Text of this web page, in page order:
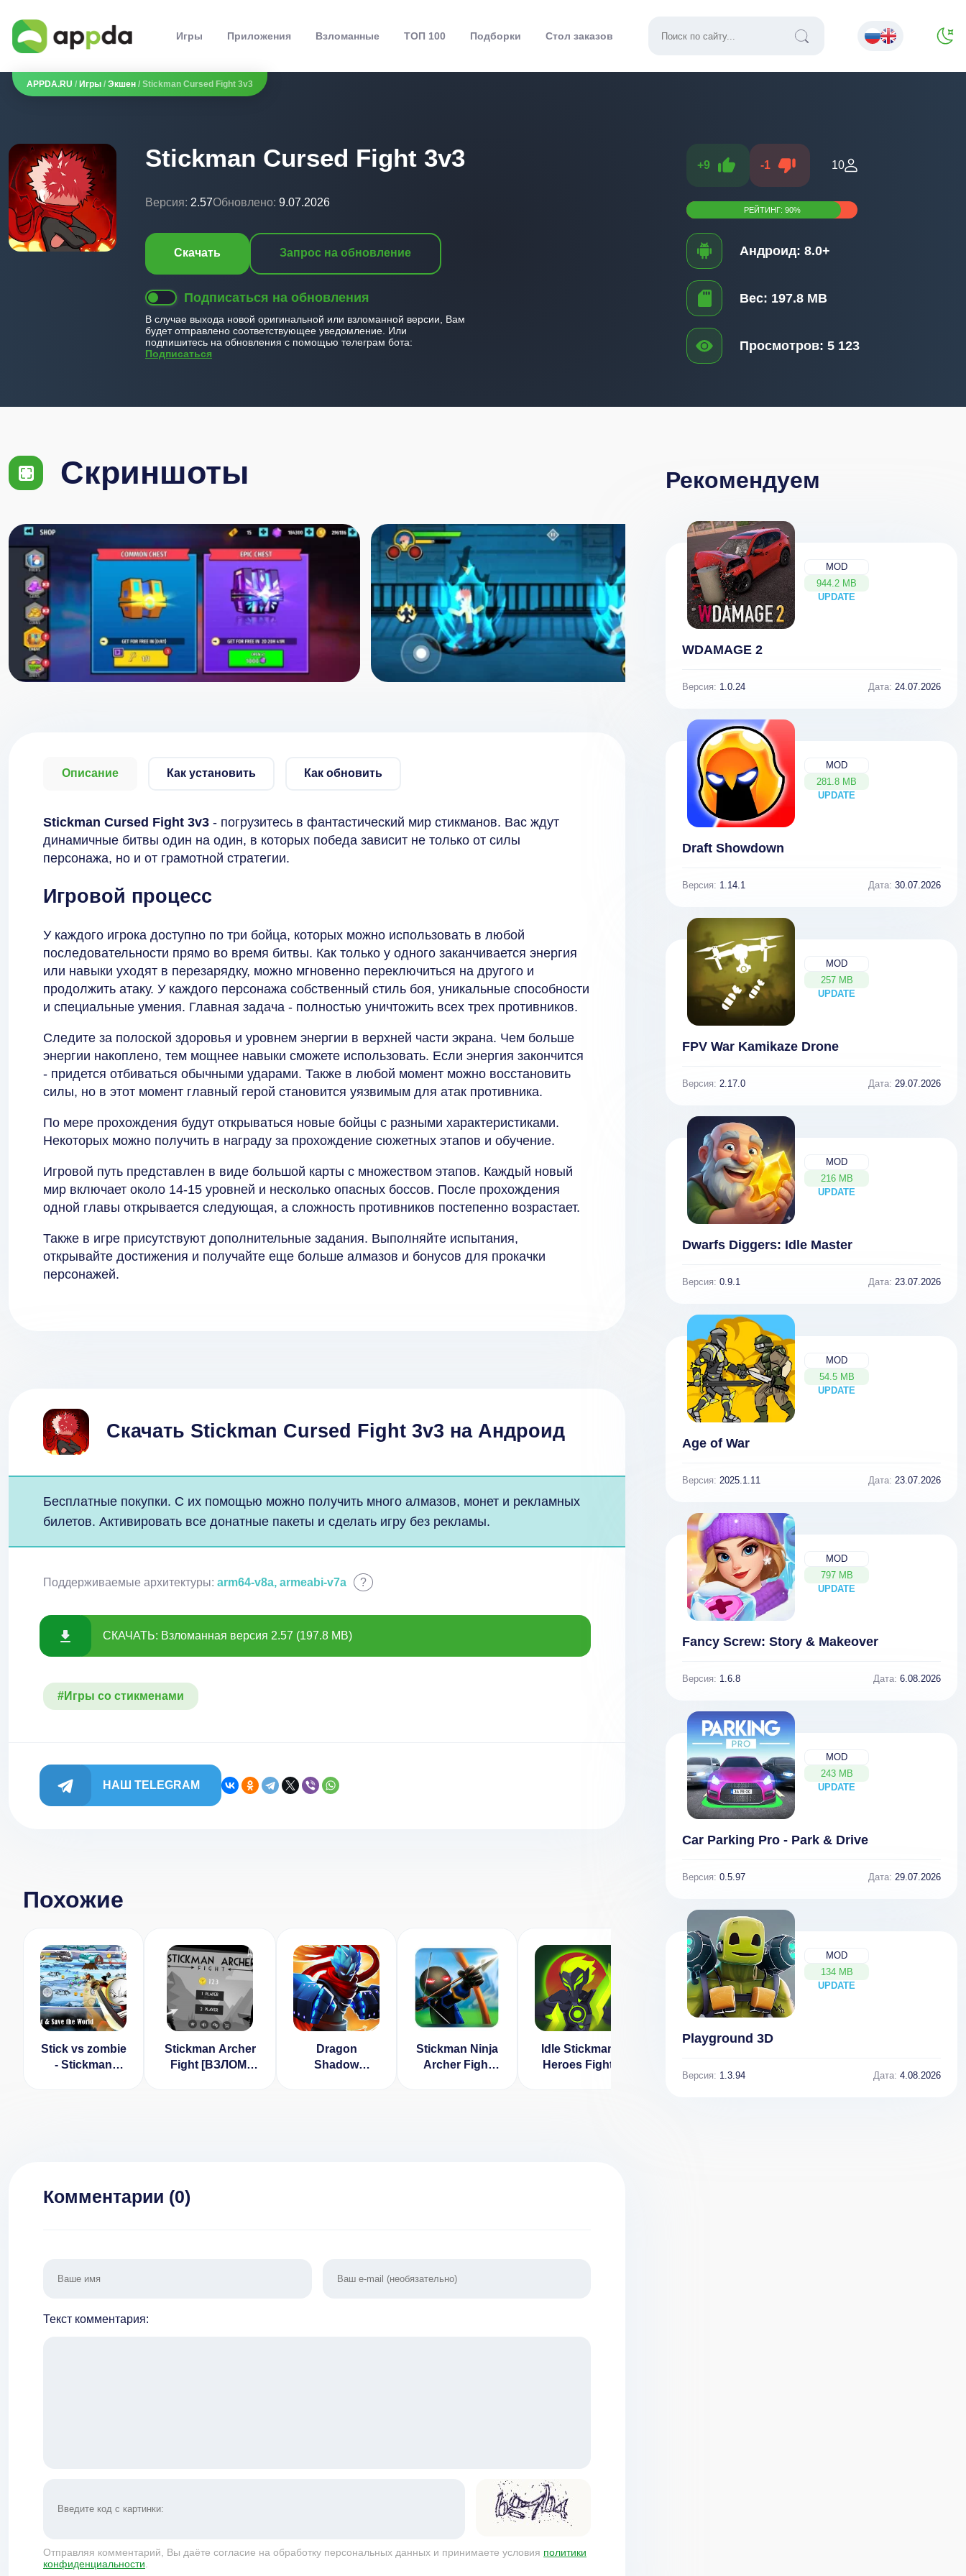
Игры Приложения Взломанные ТОП 100 Подборки Стол заказов
APPDA.RU / Игры / Экшен / Stickman Cursed Fight 3v3
Stickman Cursed Fight 3v3
Версия: 2.57Обновлено: 9.07.2026
Скачать Запрос на обновление
Подписаться на обновления
В случае выхода новой оригинальной или взломанной версии, Вам
будет отправлено соответствующее уведомление. Или
подпишитесь на обновления с помощью телеграм бота:
Подписаться
+9 -1 10
РЕЙТИНГ: 90%
Андроид: 8.0+
Вес: 197.8 MB
Просмотров: 5 123
Скриншоты
Описание Как установить Как обновить
Stickman Cursed Fight 3v3 - погрузитесь в фантастический мир стикманов. Вас ждут
динамичные битвы один на один, в которых победа зависит не только от силы
персонажа, но и от грамотной стратегии.
Игровой процесс
У каждого игрока доступно по три бойца, которых можно использовать в любой
последовательности прямо во время битвы. Как только у одного заканчивается энергия
или навыки уходят в перезарядку, можно мгновенно переключиться на другого и
продолжить атаку. У каждого персонажа собственный стиль боя, уникальные способности
и специальные умения. Главная задача - полностью уничтожить всех трех противников.
Следите за полоской здоровья и уровнем энергии в верхней части экрана. Чем больше
энергии накоплено, тем мощнее навыки сможете использовать. Если энергия закончится
- придется отбиваться обычными ударами. Также в любой момент можно восстановить
силы, но в этот момент главный герой становится уязвимым для атак противника.
По мере прохождения будут открываться новые бойцы с разными характеристиками.
Некоторых можно получить в награду за прохождение сюжетных этапов и обучение.
Игровой путь представлен в виде большой карты с множеством этапов. Каждый новый
мир включает около 14-15 уровней и несколько опасных боссов. После прохождения
одной главы открывается следующая, а сложность противников постепенно возрастает.
Также в игре присутствуют дополнительные задания. Выполняйте испытания,
открывайте достижения и получайте еще больше алмазов и бонусов для прокачки
персонажей.
Скачать Stickman Cursed Fight 3v3 на Андроид
Бесплатные покупки. С их помощью можно получить много алмазов, монет и рекламных
билетов. Активировать все донатные пакеты и сделать игру без рекламы.
Поддерживаемые архитектуры: arm64-v8a, armeabi-v7a ?
СКАЧАТЬ: Взломанная версия 2.57 (197.8 MB)
#Игры со стикменами
НАШ TELEGRAM
Похожие
Stick vs zombie
- Stickman
Stickman Archer
Fight [ВЗЛОМ:
Dragon
Shadow
Stickman Ninja
Archer Fight
Idle Stickman
Heroes Fight
Cursed
[ВЗЛОМ] v 1.4.3
Комментарии (0)
Текст комментария:
Отправляя комментарий, Вы даёте согласие на обработку персональных данных и принимаете условия политики
конфиденциальности
Рекомендуем
MOD
944.2 MB
UPDATE
NEW
WDAMAGE 2
Версия: 1.0.24 Дата: 24.07.2026
MOD
281.8 MB
UPDATE
NEW
Draft Showdown
Версия: 1.14.1 Дата: 30.07.2026
MOD
257 MB
UPDATE
NEW
FPV War Kamikaze Drone
Версия: 2.17.0 Дата: 29.07.2026
MOD
216 MB
UPDATE
NEW
Dwarfs Diggers: Idle Master
Версия: 0.9.1 Дата: 23.07.2026
MOD
54.5 MB
UPDATE
NEW
Age of War
Версия: 2025.1.11 Дата: 23.07.2026
MOD
797 MB
UPDATE
NEW
Fancy Screw: Story & Makeover
Версия: 1.6.8 Дата: 6.08.2026
MOD
243 MB
UPDATE
NEW
Car Parking Pro - Park & Drive
Версия: 0.5.97 Дата: 29.07.2026
MOD
134 MB
UPDATE
NEW
Playground 3D
Версия: 1.3.94 Дата: 4.08.2026